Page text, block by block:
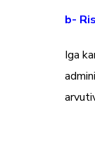
b-
Iga